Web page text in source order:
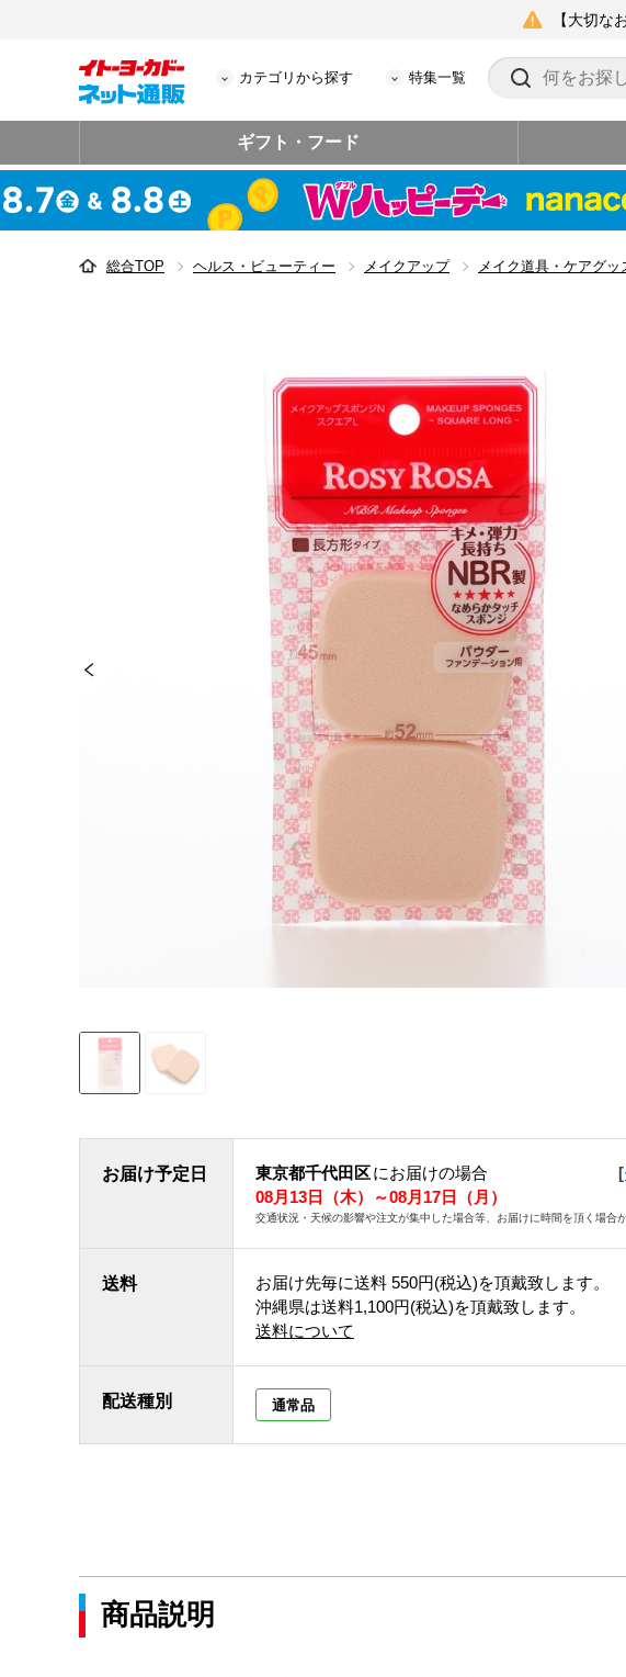
【大切な
カテゴリから探す 特集一覧
ギフト・フード
総合TOP ヘルス・ビューティー メイクアップ メイク道具・ケアグッ
お届け予定日 東京都千代田区にお届けの場合 [
08月13日（木）～08月17日（月）
交通状況・天候の影響や注文が集中した場合等、お届けに時間を頂く場合
送料 お届け先毎に送料 550円(税込)を頂戴致します。
沖縄県は送料1,100円(税込)を頂戴致します。
送料について
配送種別 通常品
商品説明